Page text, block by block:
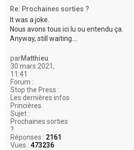
Re: Prochaines sorties ?
It was a joke.
Nous avons tous ici lu ou entendu ça.
Anyway, still waiting....
parMatthieu
30 mars 2021,
11:41
Forum :
Stop the Press :
Les dernières infos
Princières
Sujet :
Prochaines sorties
?
Réponses : 2161
Vues : 473236